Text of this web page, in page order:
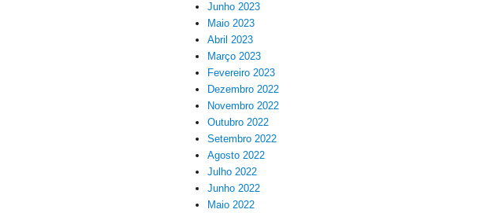
Junho 2023
Maio 2023
Abril 2023
Março 2023
Fevereiro 2023
Dezembro 2022
Novembro 2022
Outubro 2022
Setembro 2022
Agosto 2022
Julho 2022
Junho 2022
Maio 2022